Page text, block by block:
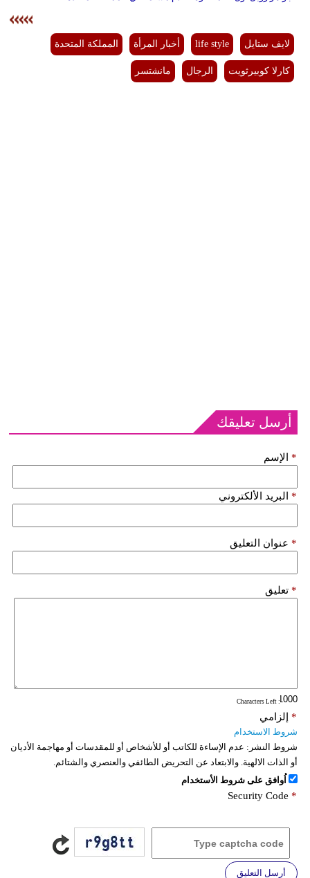
لايف ستايل life style أخبار المرأة المملكة المتحدة
كارلا كوبيرثويت الرجال مانشتسر
أرسل تعليقك
الإسم *
البريد الألكتروني *
عنوان التعليق *
تعليق *
: Characters Left
إلزامي *
شروط الاستخدام
شروط النشر: عدم الإساءة للكاتب أو للأشخاص أو للمقدسات أو مهاجمة الأديان
أو الذات الالهية. والابتعاد عن التحريض الطائفي والعنصري والشتائم.
اُوافق على شروط الأستخدام
Security Code *
أرسل التعليق